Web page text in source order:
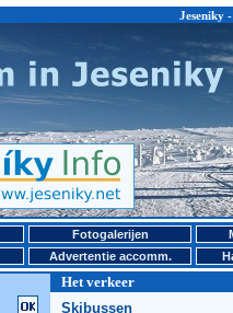
Jeseniky
Fotogalerijen
Advertentie accomm.
Het verkeer
Skibussen